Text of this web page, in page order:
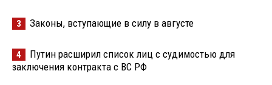
3 Законы, вступающие в силу в августе
4
Путин расширил список лиц с судимостью для
заключения контракта с ВС РФ